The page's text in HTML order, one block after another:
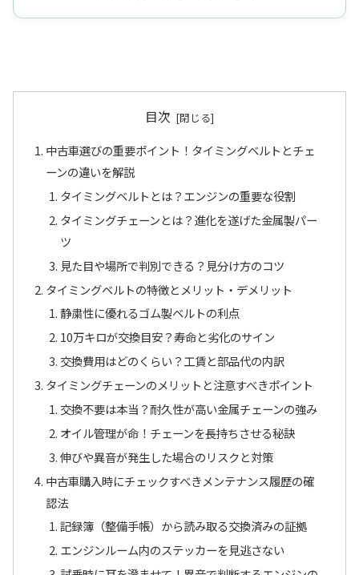
目次
中古車選びの重要ポイント！タイミングベルトとチェ
ーンの違いを解説
タイミングベルトとは？エンジンの重要な役割
タイミングチェーンとは？進化を遂げた金属製パー
ツ
見た目や場所で判別できる？見分け方のコツ
タイミングベルトの特徴とメリット・デメリット
静粛性に優れるゴム製ベルトの利点
10万キロが交換目安？寿命と劣化のサイン
交換費用はどのくらい？工賃と部品代の内訳
タイミングチェーンのメリットと注意すべきポイント
交換不要は本当？耐久性が高い金属チェーンの強み
オイル管理が命！チェーンを長持ちさせる秘訣
伸びや異音が発生した場合のリスクと対策
中古車購入時にチェックすべきメンテナンス履歴の確
認法
記録簿（整備手帳）から読み取る交換済みの証拠
エンジンルーム内のステッカーを見逃さない